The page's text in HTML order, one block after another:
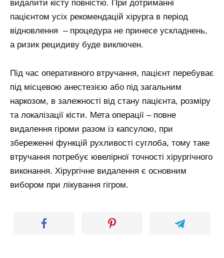
видалити кісту повністю. При дотриманні
пацієнтом усіх рекомендацій хірурга в період
відновлення – процедура не принесе ускладнень,
а ризик рецидиву буде виключен.
Під час оперативного втручання, пацієнт перебуває
під місцевою анестезією або під загальним
наркозом, в залежності від стану пацієнта, розміру
та локалізації кісти. Мета операції – повне
видалення гіроми разом із капсулою, при
збереженні функцій рухливості суглоба, тому таке
втручання потребує ювелірної точності хірургічного
виконання. Хірургічне видалення є основним
вибором при лікування гігром.